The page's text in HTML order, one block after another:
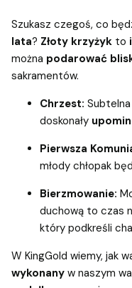
Szukasz czegoś, co
lata? Złoty krzyżyk to
można podarować
sakramentów.
Chrzest: Subtelna
doskonały
Pierwsza
młody chłopak
Bierzmowanie:
duchową to czas
który podkreśli
W KingGold wiemy, jak
wykonany w naszym